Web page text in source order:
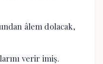
âlem dolacak,
verir imiş.